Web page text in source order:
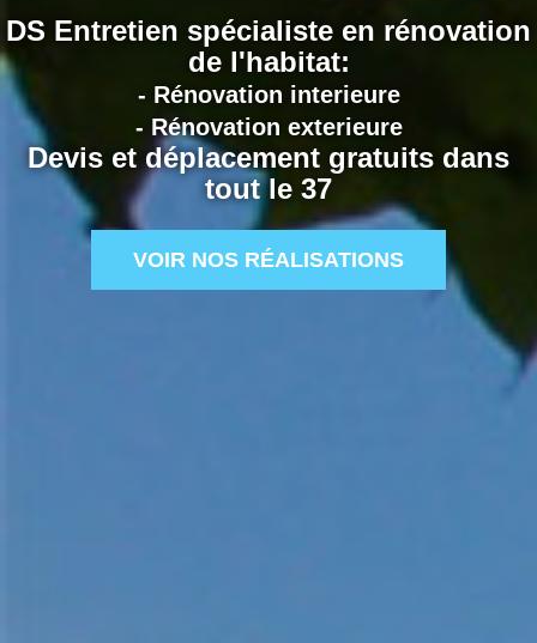
DS Entretien spécialiste en rénovation
de l'habitat:
- Rénovation interieure
- Rénovation exterieure
Devis et déplacement gratuits dans
tout le 37
VOIR NOS RÉALISATIONS